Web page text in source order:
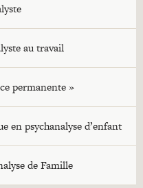
au travail
permanente »
en psychanalyse d’enfant
de Famille